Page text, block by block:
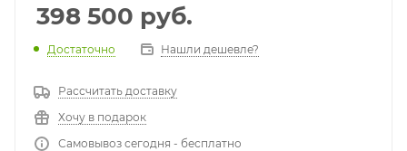
398 500 руб.
Достаточно Нашли дешевле?
Рассчитать доставку
Хочу в подарок
Самовывоз сегодня - бесплатно